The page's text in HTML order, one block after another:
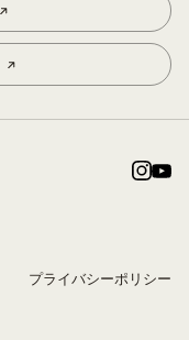
プライバシーポリシー